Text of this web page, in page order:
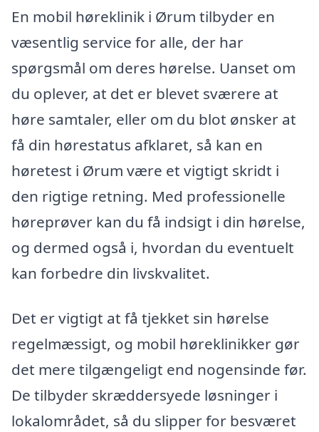
En mobil høreklinik i Ørum tilbyder en
væsentlig service for alle, der har
spørgsmål om deres hørelse. Uanset om
du oplever, at det er blevet sværere at
høre samtaler, eller om du blot ønsker at
få din hørestatus afklaret, så kan en
høretest i Ørum være et vigtigt skridt i
den rigtige retning. Med professionelle
høreprøver kan du få indsigt i din hørelse,
og dermed også i, hvordan du eventuelt
kan forbedre din livskvalitet.
Det er vigtigt at få tjekket sin hørelse
regelmæssigt, og mobil høreklinikker gør
det mere tilgængeligt end nogensinde før.
De tilbyder skræddersyede løsninger i
lokalområdet, så du slipper for besværet